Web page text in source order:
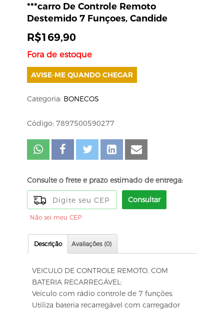
***carro De Controle Remoto
Destemido 7 Funçoes, Candide
R$169,90
Fora de estoque
AVISE-ME QUANDO CHEGAR
Categoria: BONECOS
Código: 7897500590277
Consulte o frete e prazo estimado de entrega:
Consultar
Não sei meu CEP
Descrição Avaliações (0)
VEICULO DE CONTROLE REMOTO, COM
BATERIA RECARREGÁVEL:
Veiculo com rádio controle de 7 funções.
Utiliza bateria recarregável com carregador